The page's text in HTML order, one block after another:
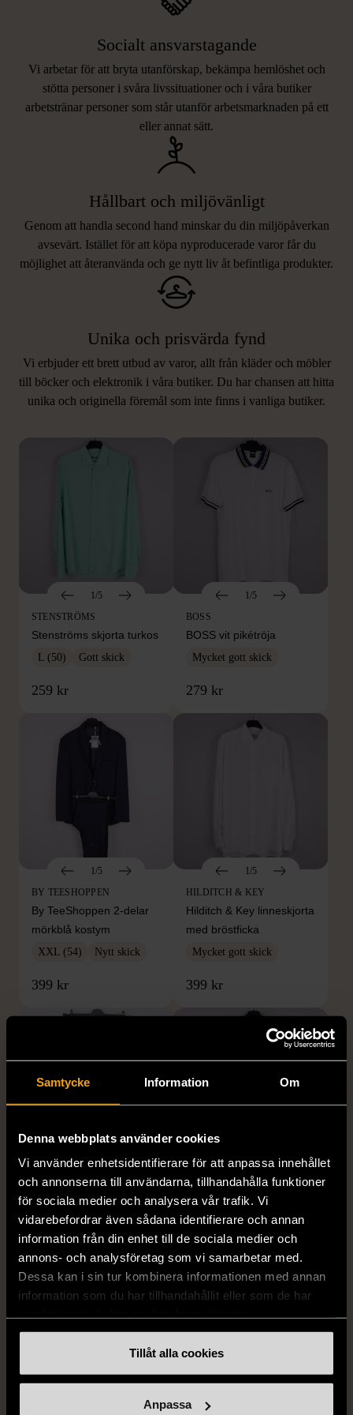
Samtycke Information Om
Denna webbplats använder cookies
Vi använder enhetsidentifierare för att anpassa innehållet
och annonserna till användarna, tillhandahålla funktioner
för sociala medier och analysera vår trafik. Vi
vidarebefordrar även sådana identifierare och annan
information från din enhet till de sociala medier och
annons- och analysföretag som vi samarbetar med.
Dessa kan i sin tur kombinera informationen med annan
information som du har tillhandahållit eller som de har
Tillåt alla cookies
Anpassa
Socialt ansvarstagande
Vi arbetar för att bryta utanförskap, bekämpa hemlöshet och
stötta personer i svåra livssituationer och i våra butiker
arbetstränar personer som står utanför arbetsmarknaden på ett
eller annat sätt.
Hållbart och miljövänligt
Genom att handla second hand minskar du din miljöpåverkan
avsevärt. Istället för att köpa nyproducerade varor får du
möjlighet att återanvända och ge nytt liv åt befintliga produkter.
Unika och prisvärda fynd
Vi erbjuder ett brett utbud av varor, allt från kläder och möbler
till böcker och elektronik i våra butiker. Du har chansen att hitta
unika och originella föremål som inte finns i vanliga butiker.
LIKNANDE PRODUKTER
Hitta produkter som påminner om denna
1/5
STENSTRÖMS
Stenströms skjorta turkos
L (50) Gott skick
259 kr
1/5
BOSS
BOSS vit pikétröja
Mycket gott skick
279 kr
1/5
BY TEESHOPPEN
By TeeShoppen 2-delar
mörkblå kostym
XXL (54) Nytt skick
399 kr
1/5
HILDITCH & KEY
Hilditch & Key linneskjorta
med bröstficka
Mycket gott skick
399 kr
1/5
DRESSMANN
Dressmann -
Kostymbyxor med
pressveck
Gott skick
159 kr
1/5
BONDELID
Bondelid - Randig skjorta
- Blå vit
XL (52)
Mycket gott skick
199 kr